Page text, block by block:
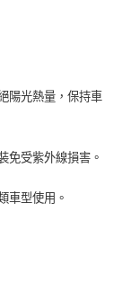
陽光熱量，保持車
免受紫外線損害。
車型使用。